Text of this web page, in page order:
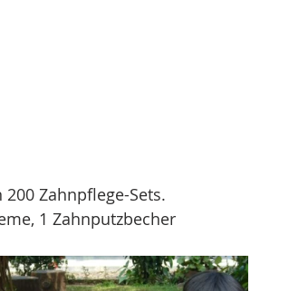
Zahnpflege-Sets.
1 Zahnputzbecher